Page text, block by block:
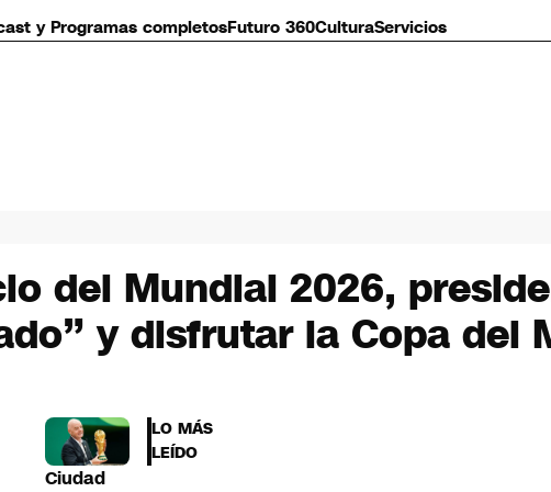
y Programas completosFuturo 360CulturaServicios
del Mundial 2026,
y disfrutar la Copa del
Ciudad
LO MÁS
LEÍDO